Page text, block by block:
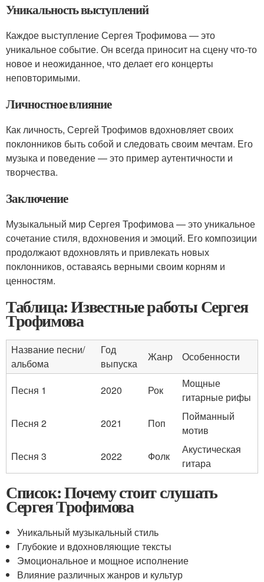
Уникальность выступлений
Каждое выступление Сергея Трофимова — это
уникальное событие. Он всегда приносит на сцену что-то
новое и неожиданное, что делает его концерты
неповторимыми.
Личностное влияние
Как личность, Сергей Трофимов вдохновляет своих
поклонников быть собой и следовать своим мечтам. Его
музыка и поведение — это пример аутентичности и
творчества.
Заключение
Музыкальный мир Сергея Трофимова — это уникальное
сочетание стиля, вдохновения и эмоций. Его композиции
продолжают вдохновлять и привлекать новых
поклонников, оставаясь верными своим корням и
ценностям.
Таблица: Известные работы Сергея
Трофимова
Название песни/
альбома
Год
выпуска
Жанр Особенности
Песня 1 2020 Рок
Мощные
гитарные рифы
Песня 2
2021 Поп
Пойманный
мотив
Песня 3
2022 Фолк
Акустическая
гитара
Список: Почему стоит слушать
Сергея Трофимова
Уникальный музыкальный стиль
Глубокие и вдохновляющие тексты
Эмоциональное и мощное исполнение
Влияние различных жанров и культур